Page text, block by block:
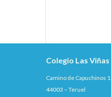
Colegio Las Viñas
Camino de Capuchinos 1
44003 – Teruel